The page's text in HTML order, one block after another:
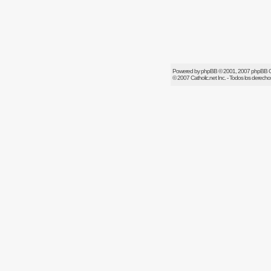
Powered byphpBB© 2001, 2007 phpBB
© 2007Catholic.netInc. - Todos los